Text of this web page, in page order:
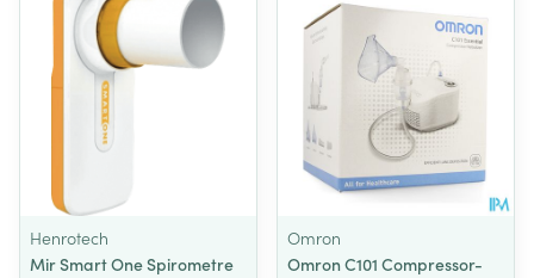
Henrotech
Mir Smart One Spirometre
Omron
Omron C101 Compressor-